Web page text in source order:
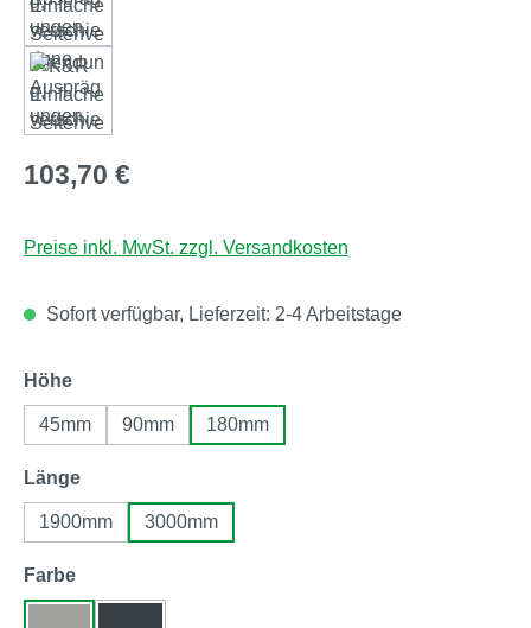
Regulärer Preis:
103,70 €
Preise inkl. MwSt. zzgl. Versandkosten
Sofort verfügbar, Lieferzeit: 2-4 Arbeitstage
Höheauswählen
45mm 90mm 180mm
Längeauswählen
1900mm 3000mm
Farbeauswählen